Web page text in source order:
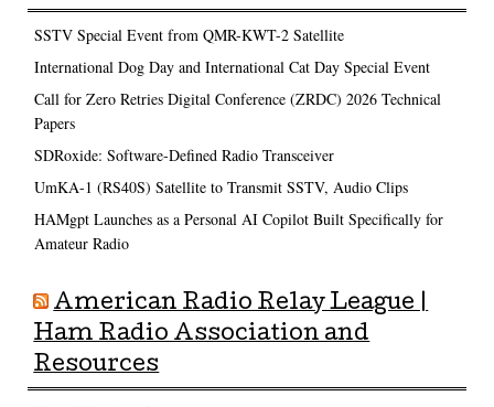
SSTV Special Event from QMR-KWT-2 Satellite
International Dog Day and International Cat Day Special Event
Call for Zero Retries Digital Conference (ZRDC) 2026 Technical
Papers
SDRoxide: Software-Defined Radio Transceiver
UmKA-1 (RS40S) Satellite to Transmit SSTV, Audio Clips
HAMgpt Launches as a Personal AI Copilot Built Specifically for
Amateur Radio
American Radio Relay League |
Ham Radio Association and
Resources